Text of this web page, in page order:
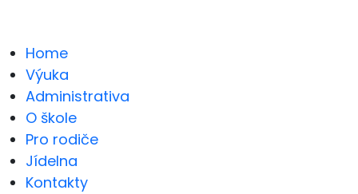
Home
Výuka
Administrativa
O škole
Pro rodiče
Jídelna
Kontakty